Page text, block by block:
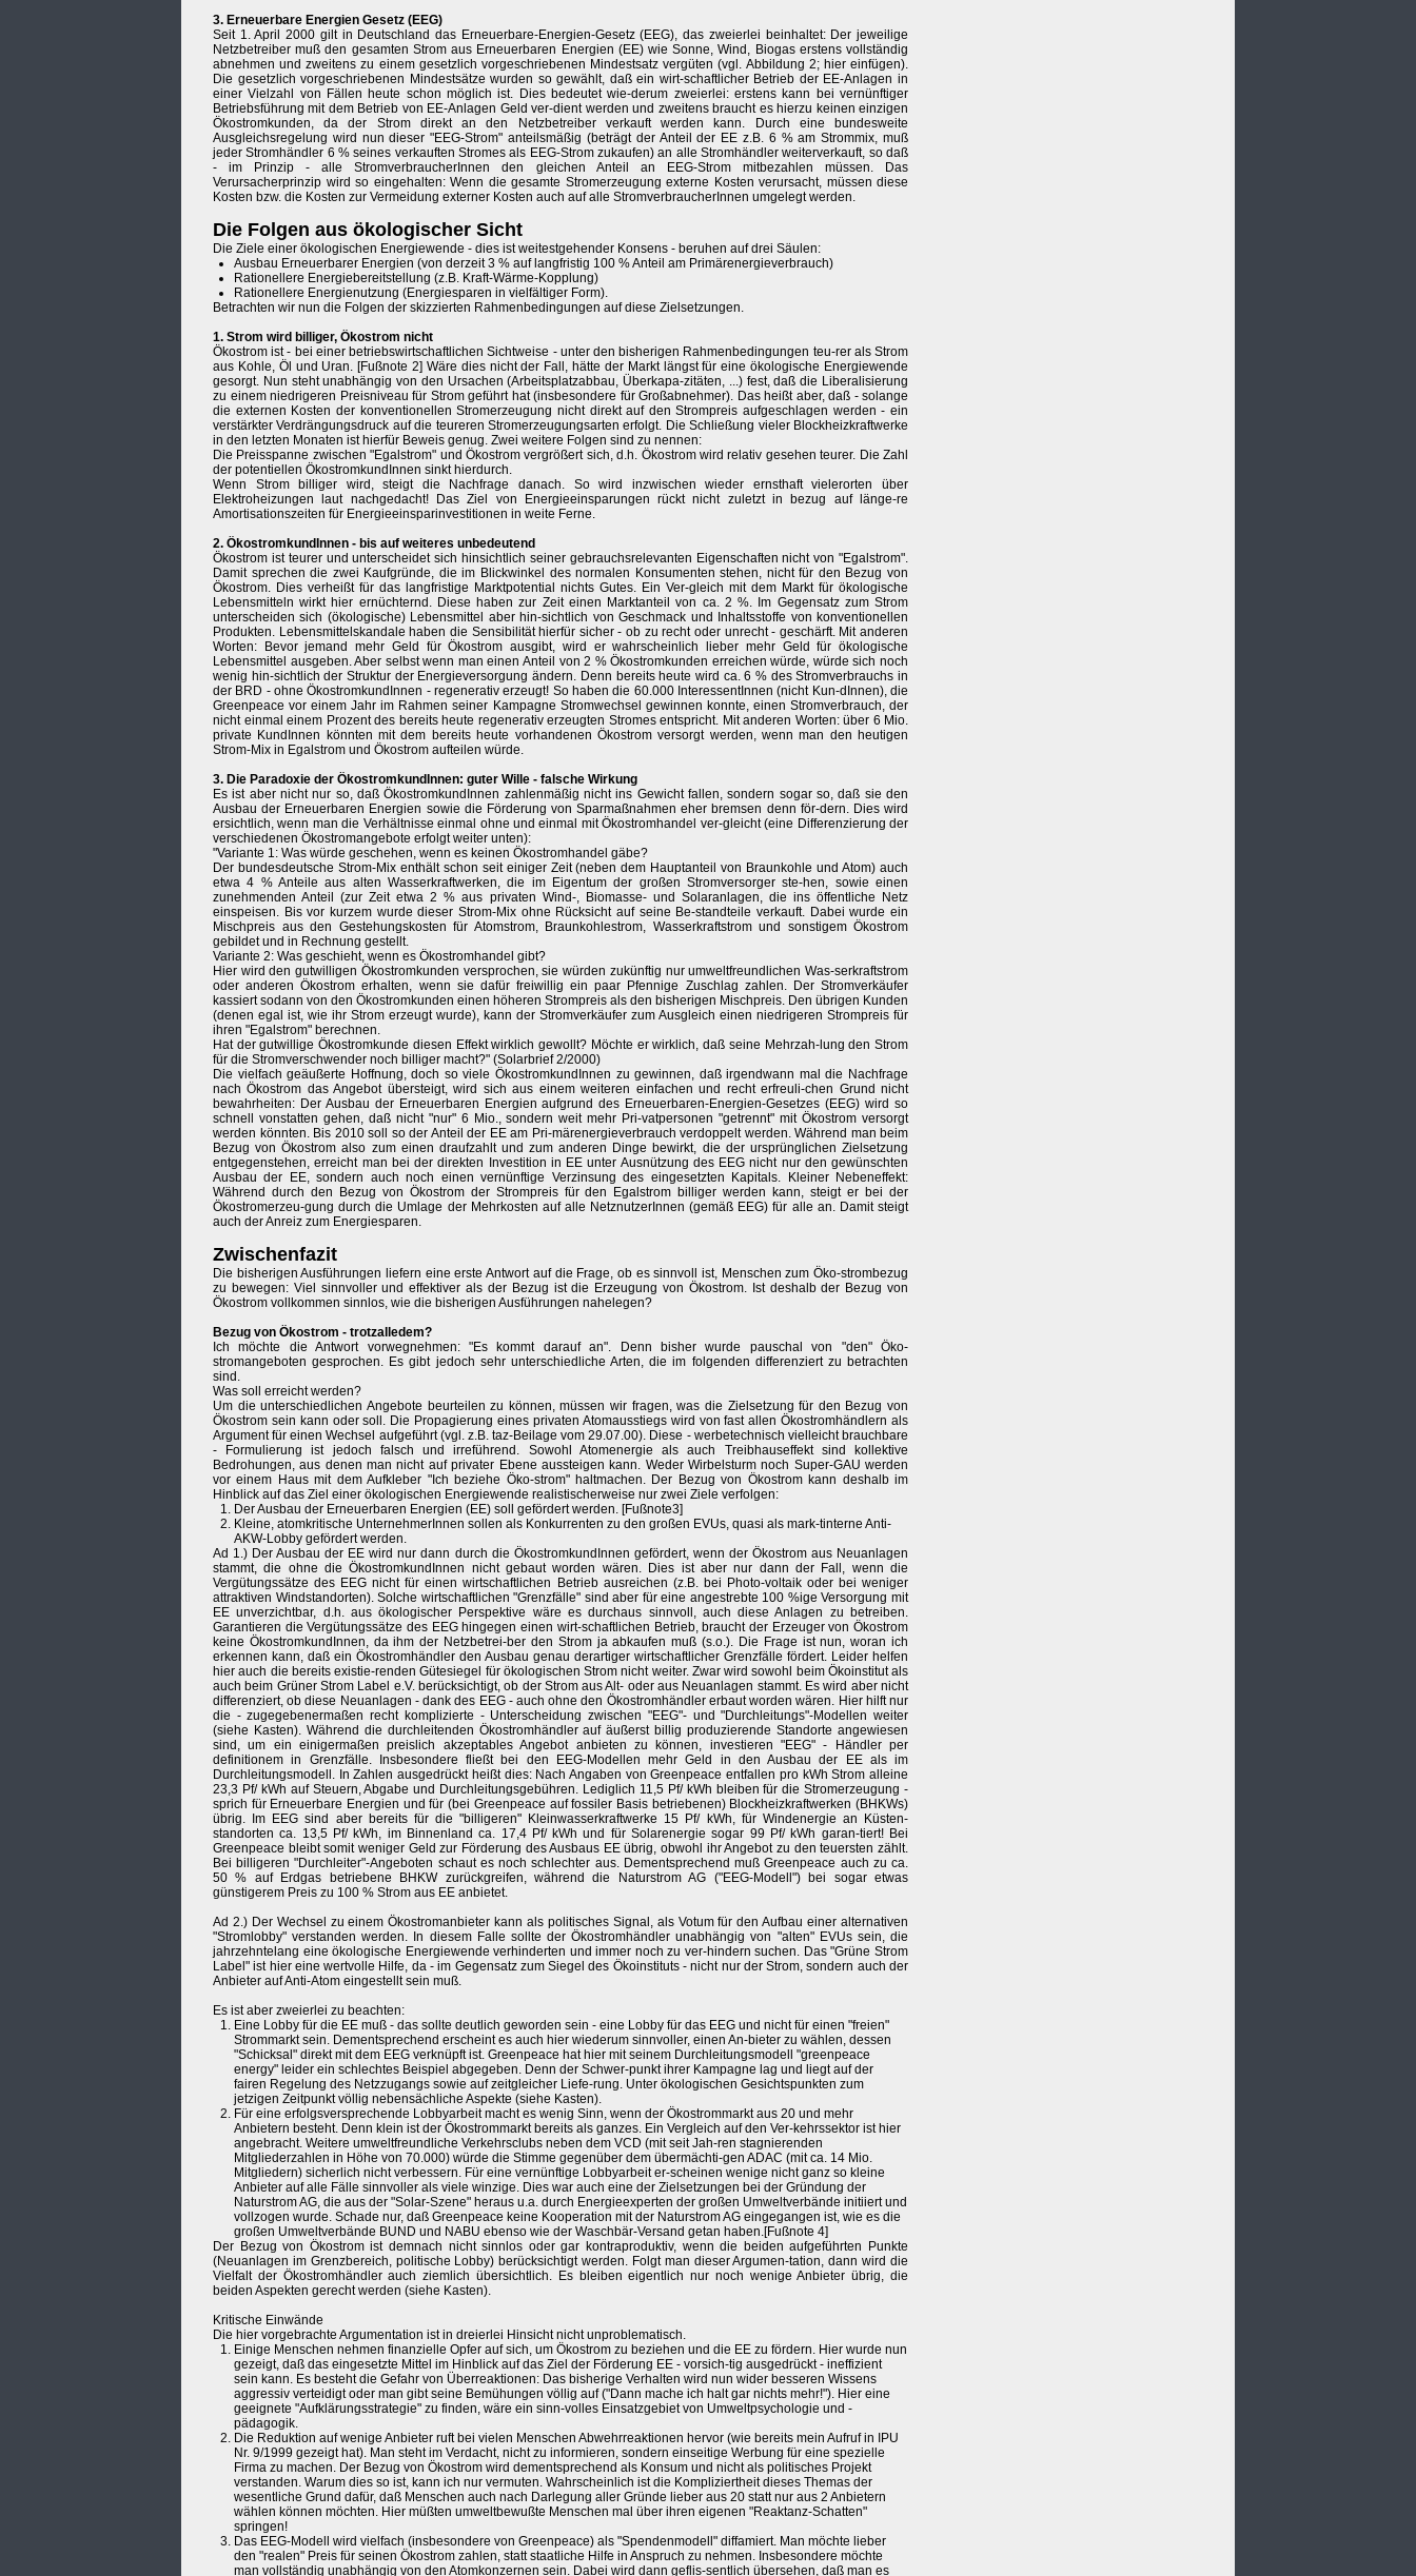
3. Erneuerbare Energien Gesetz (EEG)
Seit 1. April 2000 gilt in Deutschland das Erneuerbare-Energien-Gesetz (EEG), das zweierlei beinhaltet: Der jeweilige
Netzbetreiber muß den gesamten Strom aus Erneuerbaren Energien (EE) wie Sonne, Wind, Biogas erstens vollständig
abnehmen und zweitens zu einem gesetzlich vorgeschriebenen Mindestsatz vergüten (vgl. Abbildung 2; hier einfügen).
Die gesetzlich vorgeschriebenen Mindestsätze wurden so gewählt, daß ein wirt-schaftlicher Betrieb der EE-Anlagen in
einer Vielzahl von Fällen heute schon möglich ist. Dies bedeutet wie-derum zweierlei: erstens kann bei vernünftiger
Betriebsführung mit dem Betrieb von EE-Anlagen Geld ver-dient werden und zweitens braucht es hierzu keinen einzigen
Ökostromkunden, da der Strom direkt an den Netzbetreiber verkauft werden kann. Durch eine bundesweite
Ausgleichsregelung wird nun dieser "EEG-Strom" anteilsmäßig (beträgt der Anteil der EE z.B. 6 % am Strommix, muß
jeder Stromhändler 6 % seines verkauften Stromes als EEG-Strom zukaufen) an alle Stromhändler weiterverkauft, so daß
- im Prinzip - alle StromverbraucherInnen den gleichen Anteil an EEG-Strom mitbezahlen müssen. Das
Verursacherprinzip wird so eingehalten: Wenn die gesamte Stromerzeugung externe Kosten verursacht, müssen diese
Kosten bzw. die Kosten zur Vermeidung externer Kosten auch auf alle StromverbraucherInnen umgelegt werden.
Die Folgen aus ökologischer Sicht
Die Ziele einer ökologischen Energiewende - dies ist weitestgehender Konsens - beruhen auf drei Säulen:
Ausbau Erneuerbarer Energien (von derzeit 3 % auf langfristig 100 % Anteil am Primärenergieverbrauch)
Rationellere Energiebereitstellung (z.B. Kraft-Wärme-Kopplung)
Rationellere Energienutzung (Energiesparen in vielfältiger Form).
Betrachten wir nun die Folgen der skizzierten Rahmenbedingungen auf diese Zielsetzungen.
1. Strom wird billiger, Ökostrom nicht
Ökostrom ist - bei einer betriebswirtschaftlichen Sichtweise - unter den bisherigen Rahmenbedingungen teu-rer als Strom
aus Kohle, Öl und Uran. [Fußnote 2] Wäre dies nicht der Fall, hätte der Markt längst für eine ökologische Energiewende
gesorgt. Nun steht unabhängig von den Ursachen (Arbeitsplatzabbau, Überkapa-zitäten, ...) fest, daß die Liberalisierung
zu einem niedrigeren Preisniveau für Strom geführt hat (insbesondere für Großabnehmer). Das heißt aber, daß - solange
die externen Kosten der konventionellen Stromerzeugung nicht direkt auf den Strompreis aufgeschlagen werden - ein
verstärkter Verdrängungsdruck auf die teureren Stromerzeugungsarten erfolgt. Die Schließung vieler Blockheizkraftwerke
in den letzten Monaten ist hierfür Beweis genug. Zwei weitere Folgen sind zu nennen:
Die Preisspanne zwischen "Egalstrom" und Ökostrom vergrößert sich, d.h. Ökostrom wird relativ gesehen teurer. Die Zahl
der potentiellen ÖkostromkundInnen sinkt hierdurch.
Wenn Strom billiger wird, steigt die Nachfrage danach. So wird inzwischen wieder ernsthaft vielerorten über
Elektroheizungen laut nachgedacht! Das Ziel von Energieeinsparungen rückt nicht zuletzt in bezug auf länge-re
Amortisationszeiten für Energieeinsparinvestitionen in weite Ferne.
2. ÖkostromkundInnen - bis auf weiteres unbedeutend
Ökostrom ist teurer und unterscheidet sich hinsichtlich seiner gebrauchsrelevanten Eigenschaften nicht von "Egalstrom".
Damit sprechen die zwei Kaufgründe, die im Blickwinkel des normalen Konsumenten stehen, nicht für den Bezug von
Ökostrom. Dies verheißt für das langfristige Marktpotential nichts Gutes. Ein Ver-gleich mit dem Markt für ökologische
Lebensmitteln wirkt hier ernüchternd. Diese haben zur Zeit einen Marktanteil von ca. 2 %. Im Gegensatz zum Strom
unterscheiden sich (ökologische) Lebensmittel aber hin-sichtlich von Geschmack und Inhaltsstoffe von konventionellen
Produkten. Lebensmittelskandale haben die Sensibilität hierfür sicher - ob zu recht oder unrecht - geschärft. Mit anderen
Worten: Bevor jemand mehr Geld für Ökostrom ausgibt, wird er wahrscheinlich lieber mehr Geld für ökologische
Lebensmittel ausgeben. Aber selbst wenn man einen Anteil von 2 % Ökostromkunden erreichen würde, würde sich noch
wenig hin-sichtlich der Struktur der Energieversorgung ändern. Denn bereits heute wird ca. 6 % des Stromverbrauchs in
der BRD - ohne ÖkostromkundInnen - regenerativ erzeugt! So haben die 60.000 InteressentInnen (nicht Kun-dInnen), die
Greenpeace vor einem Jahr im Rahmen seiner Kampagne Stromwechsel gewinnen konnte, einen Stromverbrauch, der
nicht einmal einem Prozent des bereits heute regenerativ erzeugten Stromes entspricht. Mit anderen Worten: über 6 Mio.
private KundInnen könnten mit dem bereits heute vorhandenen Ökostrom versorgt werden, wenn man den heutigen
Strom-Mix in Egalstrom und Ökostrom aufteilen würde.
3. Die Paradoxie der ÖkostromkundInnen: guter Wille - falsche Wirkung
Es ist aber nicht nur so, daß ÖkostromkundInnen zahlenmäßig nicht ins Gewicht fallen, sondern sogar so, daß sie den
Ausbau der Erneuerbaren Energien sowie die Förderung von Sparmaßnahmen eher bremsen denn för-dern. Dies wird
ersichtlich, wenn man die Verhältnisse einmal ohne und einmal mit Ökostromhandel ver-gleicht (eine Differenzierung der
verschiedenen Ökostromangebote erfolgt weiter unten):
"Variante 1: Was würde geschehen, wenn es keinen Ökostromhandel gäbe?
Der bundesdeutsche Strom-Mix enthält schon seit einiger Zeit (neben dem Hauptanteil von Braunkohle und Atom) auch
etwa 4 % Anteile aus alten Wasserkraftwerken, die im Eigentum der großen Stromversorger ste-hen, sowie einen
zunehmenden Anteil (zur Zeit etwa 2 % aus privaten Wind-, Biomasse- und Solaranlagen, die ins öffentliche Netz
einspeisen. Bis vor kurzem wurde dieser Strom-Mix ohne Rücksicht auf seine Be-standteile verkauft. Dabei wurde ein
Mischpreis aus den Gestehungskosten für Atomstrom, Braunkohlestrom, Wasserkraftstrom und sonstigem Ökostrom
gebildet und in Rechnung gestellt.
Variante 2: Was geschieht, wenn es Ökostromhandel gibt?
Hier wird den gutwilligen Ökostromkunden versprochen, sie würden zukünftig nur umweltfreundlichen Was-serkraftstrom
oder anderen Ökostrom erhalten, wenn sie dafür freiwillig ein paar Pfennige Zuschlag zahlen. Der Stromverkäufer
kassiert sodann von den Ökostromkunden einen höheren Strompreis als den bisherigen Mischpreis. Den übrigen Kunden
(denen egal ist, wie ihr Strom erzeugt wurde), kann der Stromverkäufer zum Ausgleich einen niedrigeren Strompreis für
ihren "Egalstrom" berechnen.
Hat der gutwillige Ökostromkunde diesen Effekt wirklich gewollt? Möchte er wirklich, daß seine Mehrzah-lung den Strom
für die Stromverschwender noch billiger macht?" (Solarbrief 2/2000)
Die vielfach geäußerte Hoffnung, doch so viele ÖkostromkundInnen zu gewinnen, daß irgendwann mal die Nachfrage
nach Ökostrom das Angebot übersteigt, wird sich aus einem weiteren einfachen und recht erfreuli-chen Grund nicht
bewahrheiten: Der Ausbau der Erneuerbaren Energien aufgrund des Erneuerbaren-Energien-Gesetzes (EEG) wird so
schnell vonstatten gehen, daß nicht "nur" 6 Mio., sondern weit mehr Pri-vatpersonen "getrennt" mit Ökostrom versorgt
werden könnten. Bis 2010 soll so der Anteil der EE am Pri-märenergieverbrauch verdoppelt werden. Während man beim
Bezug von Ökostrom also zum einen draufzahlt und zum anderen Dinge bewirkt, die der ursprünglichen Zielsetzung
entgegenstehen, erreicht man bei der direkten Investition in EE unter Ausnützung des EEG nicht nur den gewünschten
Ausbau der EE, sondern auch noch einen vernünftige Verzinsung des eingesetzten Kapitals. Kleiner Nebeneffekt:
Während durch den Bezug von Ökostrom der Strompreis für den Egalstrom billiger werden kann, steigt er bei der
Ökostromerzeu-gung durch die Umlage der Mehrkosten auf alle NetznutzerInnen (gemäß EEG) für alle an. Damit steigt
auch der Anreiz zum Energiesparen.
Zwischenfazit
Die bisherigen Ausführungen liefern eine erste Antwort auf die Frage, ob es sinnvoll ist, Menschen zum Öko-strombezug
zu bewegen: Viel sinnvoller und effektiver als der Bezug ist die Erzeugung von Ökostrom. Ist deshalb der Bezug von
Ökostrom vollkommen sinnlos, wie die bisherigen Ausführungen nahelegen?
Bezug von Ökostrom - trotzalledem?
Ich möchte die Antwort vorwegnehmen: "Es kommt darauf an". Denn bisher wurde pauschal von "den" Öko-
stromangeboten gesprochen. Es gibt jedoch sehr unterschiedliche Arten, die im folgenden differenziert zu betrachten
sind.
Was soll erreicht werden?
Um die unterschiedlichen Angebote beurteilen zu können, müssen wir fragen, was die Zielsetzung für den Bezug von
Ökostrom sein kann oder soll. Die Propagierung eines privaten Atomausstiegs wird von fast allen Ökostromhändlern als
Argument für einen Wechsel aufgeführt (vgl. z.B. taz-Beilage vom 29.07.00). Diese - werbetechnisch vielleicht brauchbare
- Formulierung ist jedoch falsch und irreführend. Sowohl Atomenergie als auch Treibhauseffekt sind kollektive
Bedrohungen, aus denen man nicht auf privater Ebene aussteigen kann. Weder Wirbelsturm noch Super-GAU werden
vor einem Haus mit dem Aufkleber "Ich beziehe Öko-strom" haltmachen. Der Bezug von Ökostrom kann deshalb im
Hinblick auf das Ziel einer ökologischen Energiewende realistischerweise nur zwei Ziele verfolgen:
Der Ausbau der Erneuerbaren Energien (EE) soll gefördert werden. [Fußnote3]
Kleine, atomkritische UnternehmerInnen sollen als Konkurrenten zu den großen EVUs, quasi als mark-tinterne Anti-
AKW-Lobby gefördert werden.
Ad 1.) Der Ausbau der EE wird nur dann durch die ÖkostromkundInnen gefördert, wenn der Ökostrom aus Neuanlagen
stammt, die ohne die ÖkostromkundInnen nicht gebaut worden wären. Dies ist aber nur dann der Fall, wenn die
Vergütungssätze des EEG nicht für einen wirtschaftlichen Betrieb ausreichen (z.B. bei Photo-voltaik oder bei weniger
attraktiven Windstandorten). Solche wirtschaftlichen "Grenzfälle" sind aber für eine angestrebte 100 %ige Versorgung mit
EE unverzichtbar, d.h. aus ökologischer Perspektive wäre es durchaus sinnvoll, auch diese Anlagen zu betreiben.
Garantieren die Vergütungssätze des EEG hingegen einen wirt-schaftlichen Betrieb, braucht der Erzeuger von Ökostrom
keine ÖkostromkundInnen, da ihm der Netzbetrei-ber den Strom ja abkaufen muß (s.o.). Die Frage ist nun, woran ich
erkennen kann, daß ein Ökostromhändler den Ausbau genau derartiger wirtschaftlicher Grenzfälle fördert. Leider helfen
hier auch die bereits existie-renden Gütesiegel für ökologischen Strom nicht weiter. Zwar wird sowohl beim Ökoinstitut als
auch beim Grüner Strom Label e.V. berücksichtigt, ob der Strom aus Alt- oder aus Neuanlagen stammt. Es wird aber nicht
differenziert, ob diese Neuanlagen - dank des EEG - auch ohne den Ökostromhändler erbaut worden wären. Hier hilft nur
die - zugegebenermaßen recht komplizierte - Unterscheidung zwischen "EEG"- und "Durchleitungs"-Modellen weiter
(siehe Kasten). Während die durchleitenden Ökostromhändler auf äußerst billig produzierende Standorte angewiesen
sind, um ein einigermaßen preislich akzeptables Angebot anbieten zu können, investieren "EEG" - Händler per
definitionem in Grenzfälle. Insbesondere fließt bei den EEG-Modellen mehr Geld in den Ausbau der EE als im
Durchleitungsmodell. In Zahlen ausgedrückt heißt dies: Nach Angaben von Greenpeace entfallen pro kWh Strom alleine
23,3 Pf/ kWh auf Steuern, Abgabe und Durchleitungsgebühren. Lediglich 11,5 Pf/ kWh bleiben für die Stromerzeugung -
sprich für Erneuerbare Energien und für (bei Greenpeace auf fossiler Basis betriebenen) Blockheizkraftwerken (BHKWs)
übrig. Im EEG sind aber bereits für die "billigeren" Kleinwasserkraftwerke 15 Pf/ kWh, für Windenergie an Küsten-
standorten ca. 13,5 Pf/ kWh, im Binnenland ca. 17,4 Pf/ kWh und für Solarenergie sogar 99 Pf/ kWh garan-tiert! Bei
Greenpeace bleibt somit weniger Geld zur Förderung des Ausbaus EE übrig, obwohl ihr Angebot zu den teuersten zählt.
Bei billigeren "Durchleiter"-Angeboten schaut es noch schlechter aus. Dementsprechend muß Greenpeace auch zu ca.
50 % auf Erdgas betriebene BHKW zurückgreifen, während die Naturstrom AG ("EEG-Modell") bei sogar etwas
günstigerem Preis zu 100 % Strom aus EE anbietet.
Ad 2.) Der Wechsel zu einem Ökostromanbieter kann als politisches Signal, als Votum für den Aufbau einer alternativen
"Stromlobby" verstanden werden. In diesem Falle sollte der Ökostromhändler unabhängig von "alten" EVUs sein, die
jahrzehntelang eine ökologische Energiewende verhinderten und immer noch zu ver-hindern suchen. Das "Grüne Strom
Label" ist hier eine wertvolle Hilfe, da - im Gegensatz zum Siegel des Ökoinstituts - nicht nur der Strom, sondern auch der
Anbieter auf Anti-Atom eingestellt sein muß.
Es ist aber zweierlei zu beachten:
Eine Lobby für die EE muß - das sollte deutlich geworden sein - eine Lobby für das EEG und nicht für einen "freien"
Strommarkt sein. Dementsprechend erscheint es auch hier wiederum sinnvoller, einen An-bieter zu wählen, dessen
"Schicksal" direkt mit dem EEG verknüpft ist. Greenpeace hat hier mit seinem Durchleitungsmodell "greenpeace
energy" leider ein schlechtes Beispiel abgegeben. Denn der Schwer-punkt ihrer Kampagne lag und liegt auf der
fairen Regelung des Netzzugangs sowie auf zeitgleicher Liefe-rung. Unter ökologischen Gesichtspunkten zum
jetzigen Zeitpunkt völlig nebensächliche Aspekte (siehe Kasten).
Für eine erfolgsversprechende Lobbyarbeit macht es wenig Sinn, wenn der Ökostrommarkt aus 20 und mehr
Anbietern besteht. Denn klein ist der Ökostrommarkt bereits als ganzes. Ein Vergleich auf den Ver-kehrssektor ist hier
angebracht. Weitere umweltfreundliche Verkehrsclubs neben dem VCD (mit seit Jah-ren stagnierenden
Mitgliederzahlen in Höhe von 70.000) würde die Stimme gegenüber dem übermächti-gen ADAC (mit ca. 14 Mio.
Mitgliedern) sicherlich nicht verbessern. Für eine vernünftige Lobbyarbeit er-scheinen wenige nicht ganz so kleine
Anbieter auf alle Fälle sinnvoller als viele winzige. Dies war auch eine der Zielsetzungen bei der Gründung der
Naturstrom AG, die aus der "Solar-Szene" heraus u.a. durch Energieexperten der großen Umweltverbände initiiert und
vollzogen wurde. Schade nur, daß Greenpeace keine Kooperation mit der Naturstrom AG eingegangen ist, wie es die
großen Umweltverbände BUND und NABU ebenso wie der Waschbär-Versand getan haben.[Fußnote 4]
Der Bezug von Ökostrom ist demnach nicht sinnlos oder gar kontraproduktiv, wenn die beiden aufgeführten Punkte
(Neuanlagen im Grenzbereich, politische Lobby) berücksichtigt werden. Folgt man dieser Argumen-tation, dann wird die
Vielfalt der Ökostromhändler auch ziemlich übersichtlich. Es bleiben eigentlich nur noch wenige Anbieter übrig, die
beiden Aspekten gerecht werden (siehe Kasten).
Kritische Einwände
Die hier vorgebrachte Argumentation ist in dreierlei Hinsicht nicht unproblematisch.
Einige Menschen nehmen finanzielle Opfer auf sich, um Ökostrom zu beziehen und die EE zu fördern. Hier wurde nun
gezeigt, daß das eingesetzte Mittel im Hinblick auf das Ziel der Förderung EE - vorsich-tig ausgedrückt - ineffizient
sein kann. Es besteht die Gefahr von Überreaktionen: Das bisherige Verhalten wird nun wider besseren Wissens
aggressiv verteidigt oder man gibt seine Bemühungen völlig auf ("Dann mache ich halt gar nichts mehr!"). Hier eine
geeignete "Aufklärungsstrategie" zu finden, wäre ein sinn-volles Einsatzgebiet von Umweltpsychologie und -
pädagogik.
Die Reduktion auf wenige Anbieter ruft bei vielen Menschen Abwehrreaktionen hervor (wie bereits mein Aufruf in IPU
Nr. 9/1999 gezeigt hat). Man steht im Verdacht, nicht zu informieren, sondern einseitige Werbung für eine spezielle
Firma zu machen. Der Bezug von Ökostrom wird dementsprechend als Konsum und nicht als politisches Projekt
verstanden. Warum dies so ist, kann ich nur vermuten. Wahrscheinlich ist die Kompliziertheit dieses Themas der
wesentliche Grund dafür, daß Menschen auch nach Darlegung aller Gründe lieber aus 20 statt nur aus 2 Anbietern
wählen können möchten. Hier müßten umweltbewußte Menschen mal über ihren eigenen "Reaktanz-Schatten"
springen!
Das EEG-Modell wird vielfach (insbesondere von Greenpeace) als "Spendenmodell" diffamiert. Man möchte lieber
den "realen" Preis für seinen Ökostrom zahlen, statt staatliche Hilfe in Anspruch zu nehmen. Insbesondere möchte
man vollständig unabhängig von den Atomkonzernen sein. Dabei wird dann geflis-sentlich übersehen, daß man es